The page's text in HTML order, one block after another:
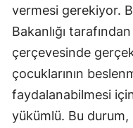
vermesi gerekiyor.
Bakanlığı
çerçevesinde
çocuklarının
faydalanabilmesi
yükümlü. Bu durum,